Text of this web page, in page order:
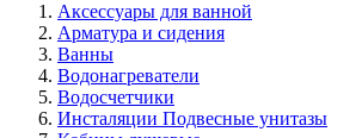
Аксессуары для ванной
Арматура и сидения
Ванны
Водонагреватели
Водосчетчики
Инсталяции Подвесные унитазы